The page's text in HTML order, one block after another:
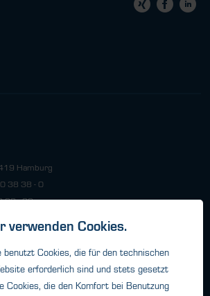
Hamburg
38 38 - 0
38 - 99
verwenden Cookies.
Cookies, die für den technischen
erforderlich sind und stets gesetzt
Cookies, die den Komfort bei Benutzung